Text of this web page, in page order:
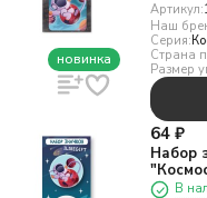
новинка
Артикул:
Наш
Серия:
Страна
Размер
64 ₽
Набор
В